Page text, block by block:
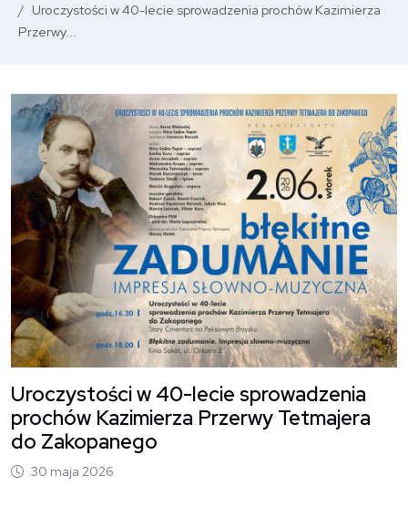
Uroczystości w 40-lecie sprowadzenia prochów Kazimierza
Przerwy...
Uroczystości w 40-lecie sprowadzenia
prochów Kazimierza Przerwy Tetmajera
do Zakopanego
30 maja 2026